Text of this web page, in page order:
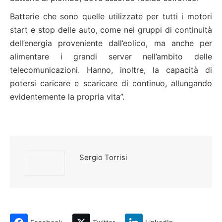
Batterie che sono quelle utilizzate per tutti i motori
start e stop delle auto, come nei gruppi di continuità
dell’energia proveniente dall’eolico, ma anche per
alimentare i grandi server nell’ambito delle
telecomunicazioni. Hanno, inoltre, la capacità di
potersi caricare e scaricare di continuo, allungando
evidentemente la propria vita”.
Sergio Torrisi